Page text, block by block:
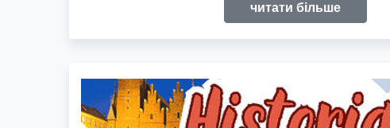
читати більше